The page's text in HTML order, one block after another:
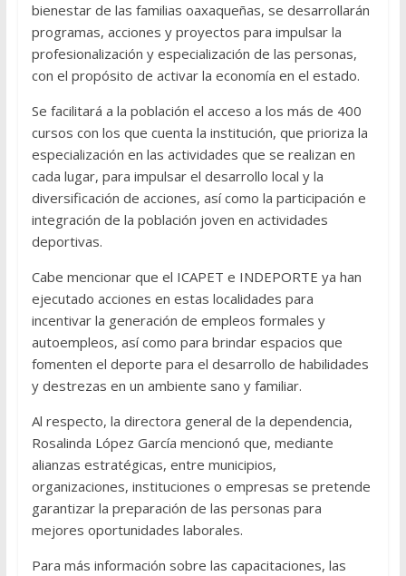
bienestar de las familias oaxaqueñas, se desarrollarán
programas, acciones y proyectos para impulsar la
profesionalización y especialización de las personas,
con el propósito de activar la economía en el estado.
Se facilitará a la población el acceso a los más de 400
cursos con los que cuenta la institución, que prioriza la
especialización en las actividades que se realizan en
cada lugar, para impulsar el desarrollo local y la
diversificación de acciones, así como la participación e
integración de la población joven en actividades
deportivas.
Cabe mencionar que el ICAPET e INDEPORTE ya han
ejecutado acciones en estas localidades para
incentivar la generación de empleos formales y
autoempleos, así como para brindar espacios que
fomenten el deporte para el desarrollo de habilidades
y destrezas en un ambiente sano y familiar.
Al respecto, la directora general de la dependencia,
Rosalinda López García mencionó que, mediante
alianzas estratégicas, entre municipios,
organizaciones, instituciones o empresas se pretende
garantizar la preparación de las personas para
mejores oportunidades laborales.
Para más información sobre las capacitaciones, las